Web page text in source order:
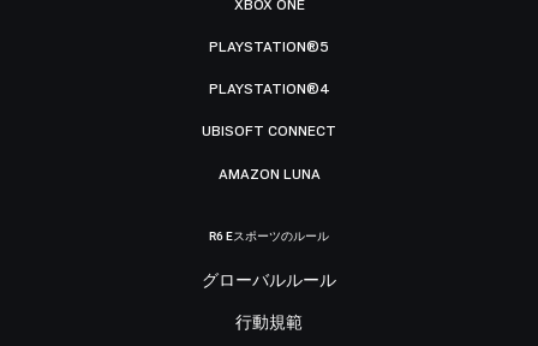
XBOX ONE
PLAYSTATION®5
PLAYSTATION®4
UBISOFT CONNECT
AMAZON LUNA
R6 Eスポーツのルール
グローバルルール
行動規範